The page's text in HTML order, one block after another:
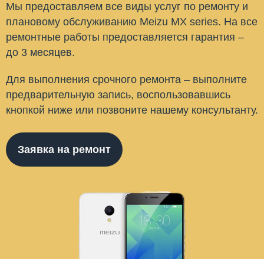
Мы предоставляем все виды услуг по ремонту и
плановому обслуживанию Meizu MX series. На все
ремонтные работы предоставляется гарантия –
до 3 месяцев.
Для выполнения срочного ремонта – выполните
предварительную запись, воспользовавшись
кнопкой ниже или позвоните нашему консультанту.
Заявка на ремонт